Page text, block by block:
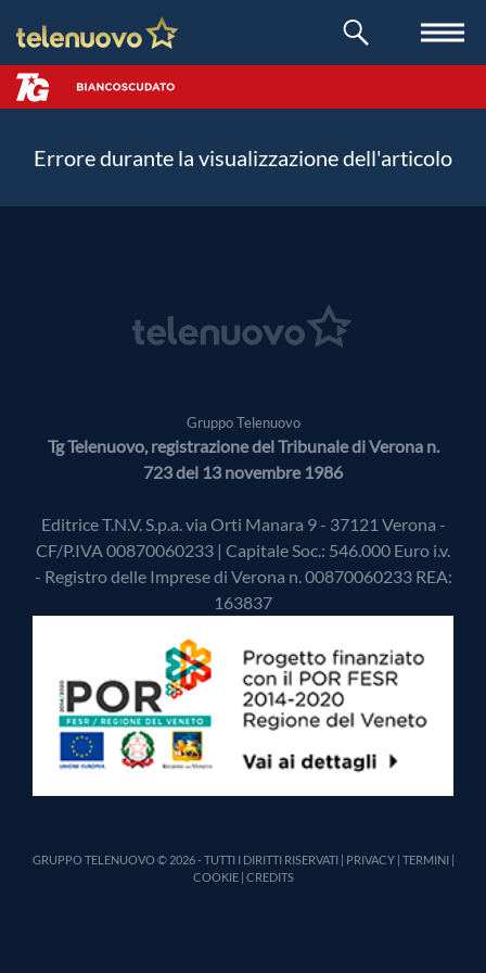
Errore durante la visualizzazione dell'articolo
Gruppo Telenuovo
Tg Telenuovo, registrazione del Tribunale di Verona n.
723 del 13 novembre 1986
Editrice T.N.V. S.p.a. via Orti Manara 9 - 37121 Verona -
CF/P.IVA 00870060233 | Capitale Soc.: 546.000 Euro i.v.
- Registro delle Imprese di Verona n. 00870060233 REA:
163837
GRUPPO TELENUOVO © 2026 - TUTTI I DIRITTI RISERVATI | PRIVACY| TERMINI|
COOKIE| CREDITS